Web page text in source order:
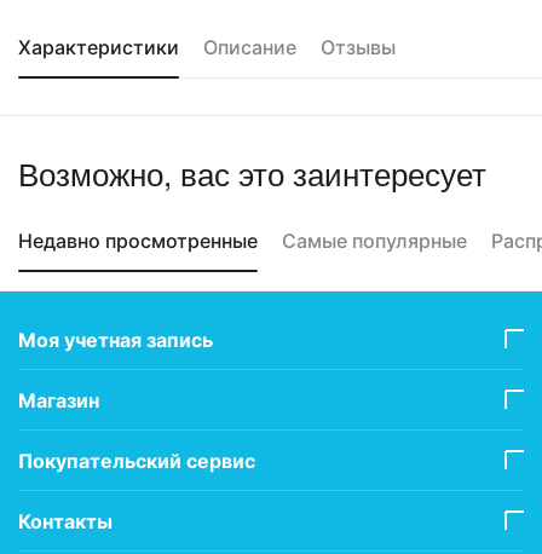
Характеристики Описание Отзывы
Возможно, вас это заинтересует
Недавно просмотренные Самые популярные
Моя учетная запись
Магазин
Покупательский сервис
Контакты